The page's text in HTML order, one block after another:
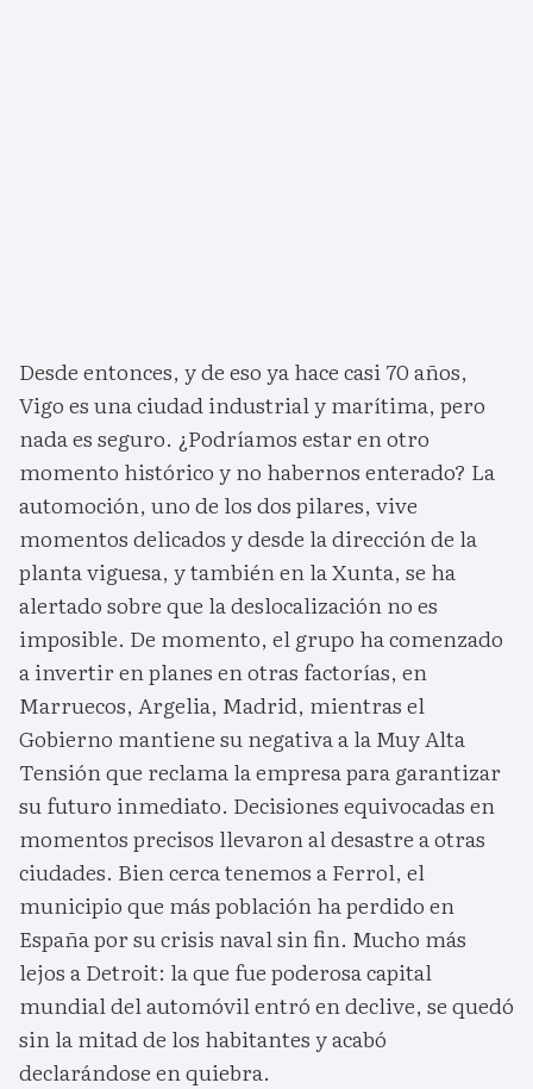
Desde entonces, y de eso ya hace casi 70 años,
Vigo es una ciudad industrial y marítima, pero
nada es seguro. ¿Podríamos estar en otro
momento histórico y no habernos enterado? La
automoción, uno de los dos pilares, vive
momentos delicados y desde la dirección de la
planta viguesa, y también en la Xunta, se ha
alertado sobre que la deslocalización no es
imposible. De momento, el grupo ha comenzado
a invertir en planes en otras factorías, en
Marruecos, Argelia, Madrid, mientras el
Gobierno mantiene su negativa a la Muy Alta
Tensión que reclama la empresa para garantizar
su futuro inmediato. Decisiones equivocadas en
momentos precisos llevaron al desastre a otras
ciudades. Bien cerca tenemos a Ferrol, el
municipio que más población ha perdido en
España por su crisis naval sin fin. Mucho más
lejos a Detroit: la que fue poderosa capital
mundial del automóvil entró en declive, se quedó
sin la mitad de los habitantes y acabó
declarándose en quiebra.